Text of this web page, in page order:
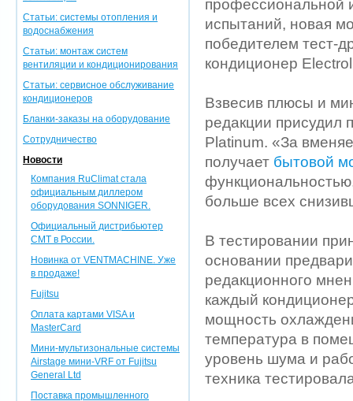
Статьи: системы отопления и
водоснабжения
Статьи: монтаж систем
вентиляции и кондиционирования
Статьи: сервисное обслуживание
кондиционеров
Бланки-заказы на оборудование
Сотрудничество
Новости
Компания RuClimat стала
официальным диллером
оборудования SONNIGER.
Официальный дистрибьютер
CMT в России.
Новинка от VENTMACHINE. Уже
в продаже!
Fujitsu
Оплата картами VISA и
MasterCard
Мини-мультизональные системы
Airstage мини-VRF от Fujitsu
General Ltd
Поставка промышленного
профессиональной
испытаний, новая
победителем тест-
кондиционер
Взвесив плюсы и
редакции присудил
Platinum. «За
получает бытовой
больше всех
В тестировании
основании
редакционного
каждый
мощность
температура в
уровень шума и
техника